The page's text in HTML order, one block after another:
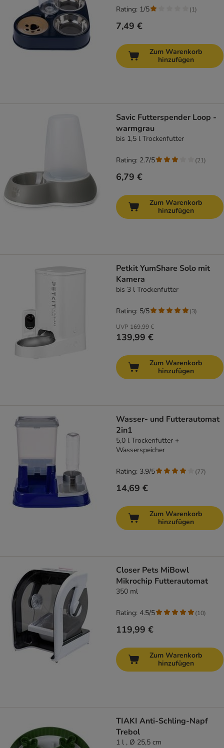
7,49 €
Rating: 1/5 (1)
Zum Warenkorb
hinzufügen
Savic Futterspender Loop -
warmgrau
bis 1,5 l Trockenfutter
6,79 €
Rating: 2.7/5 (21)
Zum Warenkorb
hinzufügen
Petkit YumShare Solo mit
Kamera
bis 3 l Trockenfutter
UVP 169,99 €
139,99 €
Rating: 5/5 (3)
Zum Warenkorb
hinzufügen
Wasser- und Futterautomat
2in1
5,0 l Trockenfutter +
Wasserspeicher
14,69 €
Rating: 3.9/5 (77)
Zum Warenkorb
hinzufügen
Closer Pets MiBowl
Mikrochip Futterautomat
350 ml
119,99 €
Rating: 4.5/5 (10)
Zum Warenkorb
hinzufügen
TIAKI Anti-Schling-Napf
Trebol
1 l , Ø 25,5 cm